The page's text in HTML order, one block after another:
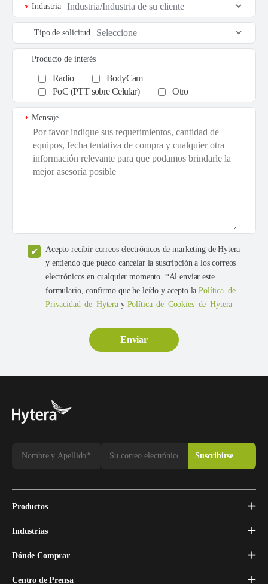
Industria
*
Tipo de solicitud
Producto de interés
Radio
BodyCam
PoC (PTT sobre Celular)
Otro
Mensaje
*
Acepto recibir correos electrónicos de marketing de Hytera
y entiendo que puedo cancelar la suscripción a los correos
electrónicos en cualquier momento. *Al enviar este
formulario, confirmo que he leído y acepto laPolítica de
Privacidad de Hytera y Política de Cookies de Hytera
Productos
Industrias
Dónde Comprar
Centro de Prensa